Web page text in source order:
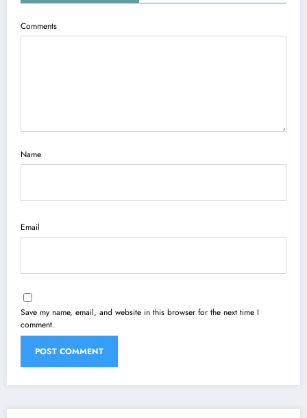
Comments
Name
Email
Save my name, email, and website in this browser for the next time I
comment.